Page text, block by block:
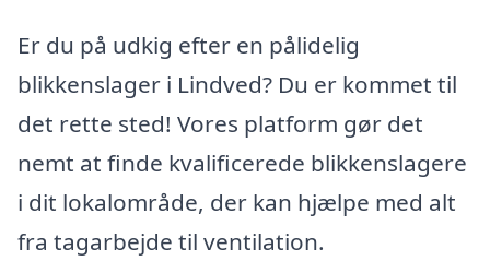
Er du på udkig efter en pålidelig
blikkenslager i Lindved? Du er kommet til
det rette sted! Vores platform gør det
nemt at finde kvalificerede blikkenslagere
i dit lokalområde, der kan hjælpe med alt
fra tagarbejde til ventilation.